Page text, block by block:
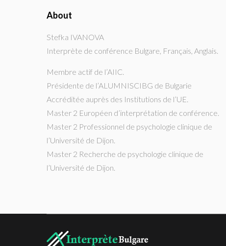
About
Stefka IVANOVA
Interprète de conférence Bulgare, Français, Anglais.
Membre actif de l’AIIC.
Présidente de l’ALUMNISCIBG de Bulgarie
Accréditée auprès des Institutions de l’UE.
Master 2 Européen d’interprétation de conférence.
Master 2 Professionnel de psychologie clinique de
l’Université de Dijon.
Master 2 Recherche de psychologie clinique de
l’Université de Dijon.